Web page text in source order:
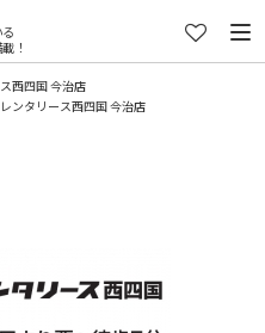
！
西四国 今治店
ンタリース西四国 今治店